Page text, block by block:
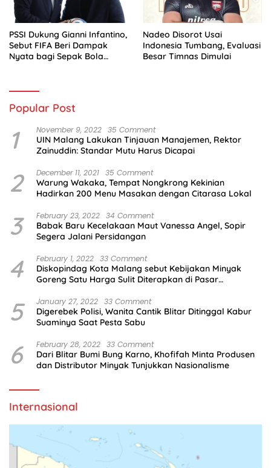
PSSI Dukung Gianni Infantino,
Sebut FIFA Beri Dampak
Nyata bagi Sepak Bola
Nadeo Disorot Usai
Indonesia Tumbang, Evaluasi
Besar Timnas Dimulai
Popular Post
1 November 9, 2022 35 Comment
UIN Malang Lakukan Tinjauan Manajemen, Rektor
Zainuddin: Standar Mutu Harus Dicapai
2 December 11, 2021 35 Comment
Warung Wakaka, Tempat Nongkrong Kekinian
Hadirkan 200 Menu Masakan dengan Citarasa Lokal
3 February 23, 2022 34 Comment
Babak Baru Kecelakaan Maut Vanessa Angel, Sopir
Segera Jalani Persidangan
4 February 1, 2022 33 Comment
Diskopindag Kota Malang sebut Kebijakan Minyak
Goreng Satu Harga Sulit Diterapkan di Pasar
5 January 27, 2022 33 Comment
Digerebek Polisi, Wanita Cantik Blitar Ditinggal Kabur
Suaminya Saat Pesta Sabu
6 February 28, 2022 33 Comment
Dari Blitar Bumi Bung Karno, Khofifah Minta Produsen
dan Distributor Minyak Tunjukkan Nasionalisme
Internasional